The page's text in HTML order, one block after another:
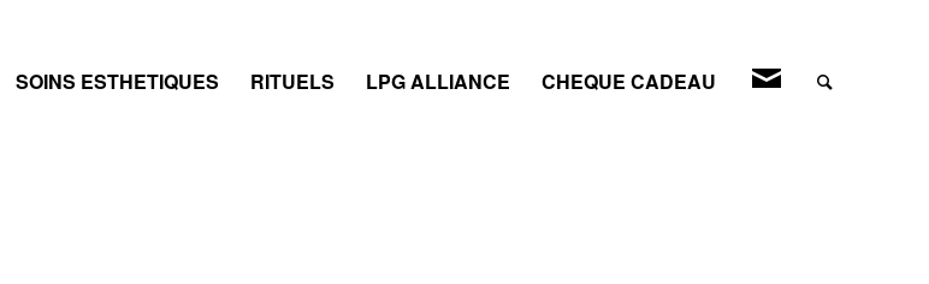
SOINS ESTHETIQUES RITUELS LPG ALLIANCE CHEQUE CADEAU CONTACT